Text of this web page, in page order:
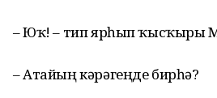
– Юҡ! – тип ярһып ҡысҡыр­ҙы
– Атайың кәрәгеңде бир­һә?